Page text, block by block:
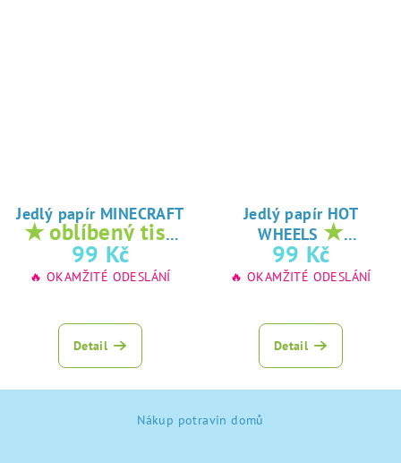
Jedlý papír MINECRAFT
★ oblíbený tisk
na jedlý papír
99 Kč
🔥 OKAMŽITÉ ODESLÁNÍ
Detail
Jedlý papír HOT
WHEELS ★
oblíbený tisk na
jedlý papír
99 Kč
🔥 OKAMŽITÉ ODESLÁNÍ
Detail
Nákup potravin domů